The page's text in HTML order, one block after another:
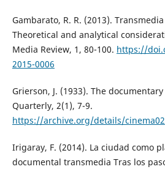
Gambarato, R. R. (2013).
Theoretical and analytical
Media Review, 1, 80-100. https://
2015-0006
Grierson, J. (1933). The
Quarterly, 2(1), 7-9.
https://archive.org/details/
Irigaray, F. (2014). La ciudad como
documental transmedia Tras los